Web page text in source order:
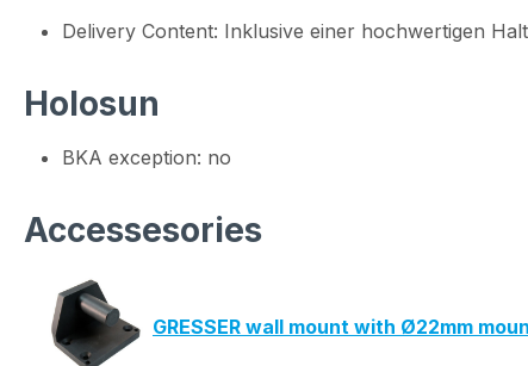
Delivery Content: Inklusive einer hochwertigen
Holosun
BKA exception: no
Accessesories
GRESSER wall mount with Ø22mm